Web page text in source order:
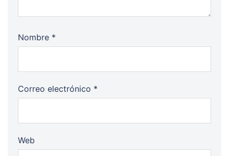
Nombre *
Correo electrónico *
Web